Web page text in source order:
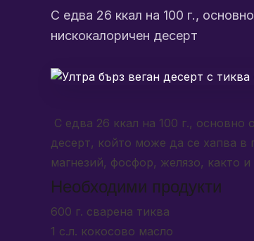
С едва 26 ккал на 100 г.,
нискокалоричен десерт
С едва 26 ккал на 100 г., основно
десерт, който може да се хапва в
магнезий, фосфор, желязо, както
Необходими продукти
600 г. сварена тиква
1 с.л. кокосово масло